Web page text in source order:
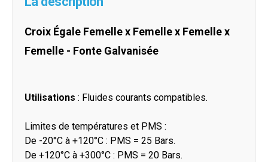
Croix Égale Femelle x Femelle x Femelle x
Femelle - Fonte Galvanisée
Utilisations : Fluides courants compatibles.
Limites de températures et PMS :
De -20°C à +120°C : PMS = 25 Bars.
De +120°C à +300°C : PMS = 20 Bars.